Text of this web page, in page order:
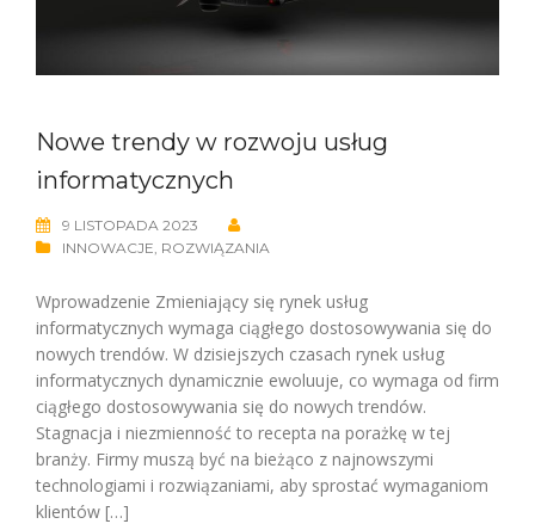
Nowe trendy w rozwoju usług
informatycznych
9 LISTOPADA 2023
INNOWACJE, ROZWIĄZANIA
Wprowadzenie Zmieniający się rynek usług
informatycznych wymaga ciągłego dostosowywania się do
nowych trendów. W dzisiejszych czasach rynek usług
informatycznych dynamicznie ewoluuje, co wymaga od firm
ciągłego dostosowywania się do nowych trendów.
Stagnacja i niezmienność to recepta na porażkę w tej
branży. Firmy muszą być na bieżąco z najnowszymi
technologiami i rozwiązaniami, aby sprostać wymaganiom
klientów […]